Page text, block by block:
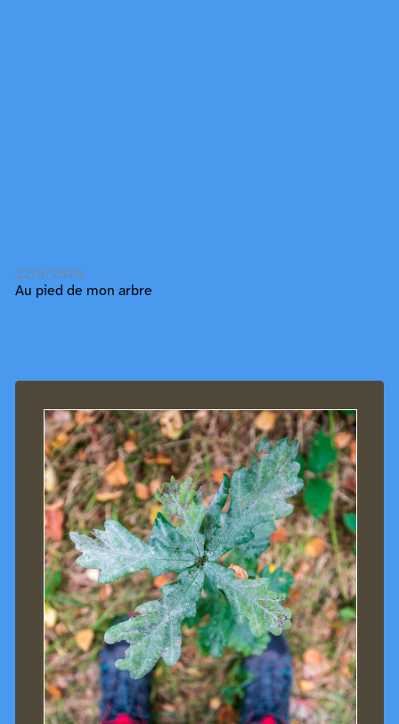
22/8/2020
Au pied de mon arbre